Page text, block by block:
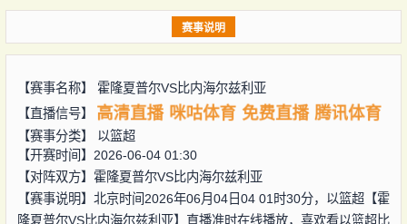
赛事说明
【赛事名称】 霍隆夏普尔VS比内海尔兹利亚
【直播信号】
高清直播 咪咕体育 免费直播 腾讯体育
【赛事分类】 以篮超
【开赛时间】2026-06-04 01:30
【对阵双方】 霍隆夏普尔VS比内海尔兹利亚
【赛事说明】北京时间2026年06月04日04 01时30分，以篮超【霍
隆夏普尔VS比内海尔兹利亚】直播准时在线播放，喜欢看以篮超比